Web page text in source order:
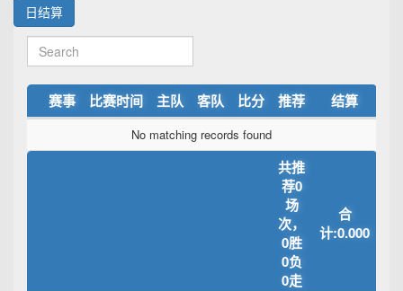
日结算
赛事 比赛时间 主队 客队 比分 推荐 结算
No matching records found
共推
荐0
场
次，
0胜
0负
0走
合
计:0.000